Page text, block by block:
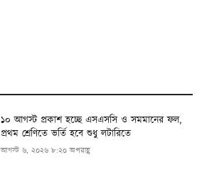
১০ আগস্ট প্রকাশ হচ্ছে এসএসসি ও সমমানের ফল,
প্রথম শ্রেণিতে ভর্তি হবে শুধু লটারিতে
আগস্ট ৬, ২০২৬ ৮:২০ অপরাহ্ণ